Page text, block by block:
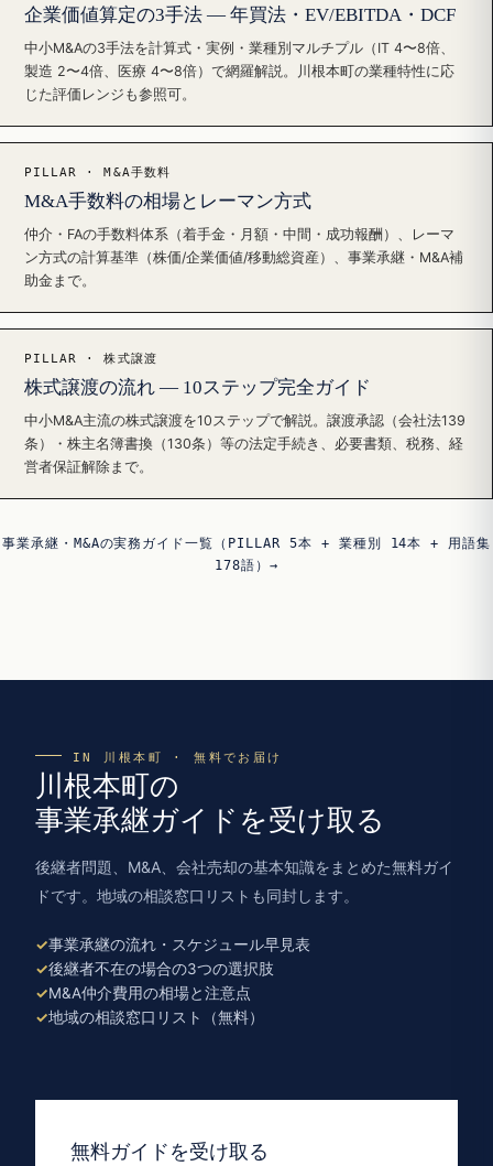
企業価値算定の3手法 — 年買法・EV/EBITDA・DCF
中小M&Aの3手法を計算式・実例・業種別マルチプル（IT 4〜8倍、
製造 2〜4倍、医療 4〜8倍）で網羅解説。川根本町の業種特性に応
じた評価レンジも参照可。
PILLAR · M&A手数料
M&A手数料の相場とレーマン方式
仲介・FAの手数料体系（着手金・月額・中間・成功報酬）、レーマ
ン方式の計算基準（株価/企業価値/移動総資産）、事業承継・M&A補
助金まで。
PILLAR · 株式譲渡
株式譲渡の流れ — 10ステップ完全ガイド
中小M&A主流の株式譲渡を10ステップで解説。譲渡承認（会社法139
条）・株主名簿書換（130条）等の法定手続き、必要書類、税務、経
営者保証解除まで。
事業承継・M&Aの実務ガイド一覧（PILLAR 5本 + 業種別 14本 + 用語集
178語）→
IN 川根本町 · 無料でお届け
川根本町の
事業承継ガイドを受け取る
後継者問題、M&A、会社売却の基本知識をまとめた無料ガイ
ドです。地域の相談窓口リストも同封します。
事業承継の流れ・スケジュール早見表
後継者不在の場合の3つの選択肢
M&A仲介費用の相場と注意点
地域の相談窓口リスト（無料）
無料ガイドを受け取る